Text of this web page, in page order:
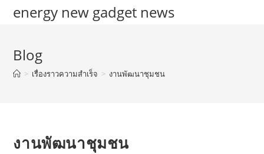
energy new gadget news
Blog
> เรื่องราวความสำเร็จ > งานพัฒนาชุมชน
งานพัฒนาชุมชน